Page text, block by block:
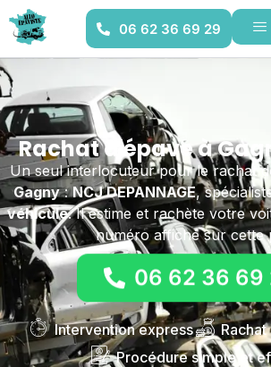
06 62 36 69 29
Rachat d'épave à
Un seul interlocuteur pour le rachat
Gagny:NCJ DEPANNAGE,
véhicule. Il estime et rachète votre
numéro affiché sur cette
06 62 36 69
Intervention express
Procédure simple et